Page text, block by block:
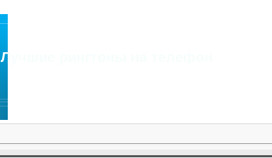
Лучшие рингтоны на телефон